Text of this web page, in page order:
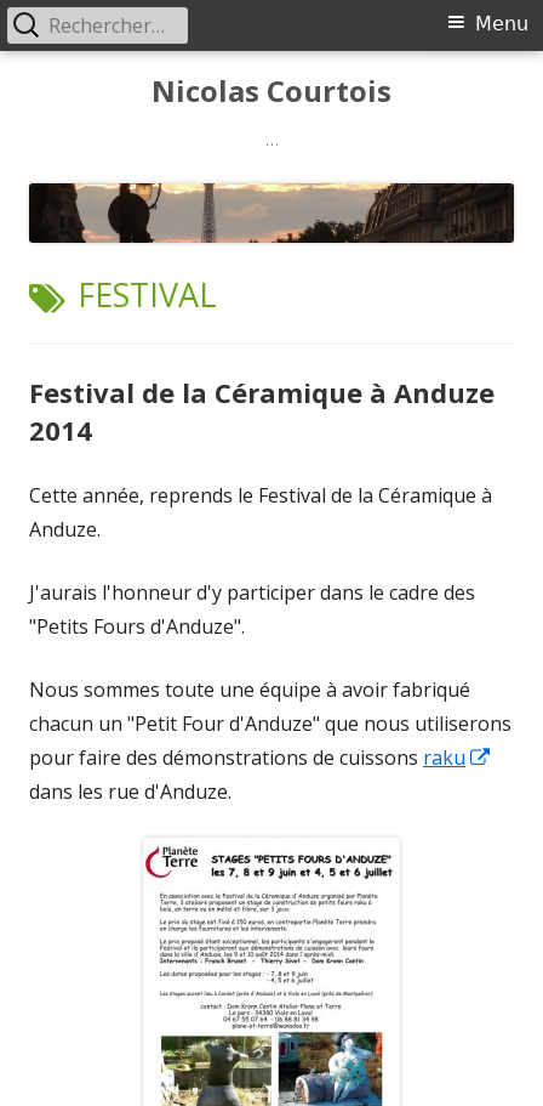
Nicolas Courtois
…
Menu
Menu
Rechercher :
ÉTIQUETTE :
FESTIVAL
Festival de la Céramique à Anduze
2014
Cette année, reprends le Festival de la Céramique à
Anduze.
J'aurais l'honneur d'y participer dans le cadre des
"Petits Fours d'Anduze".
Nous sommes toute une équipe à avoir fabriqué
chacun un "Petit Four d'Anduze" que nous utiliserons
pour faire des démonstrations de cuissons raku
dans les rue d'Anduze.